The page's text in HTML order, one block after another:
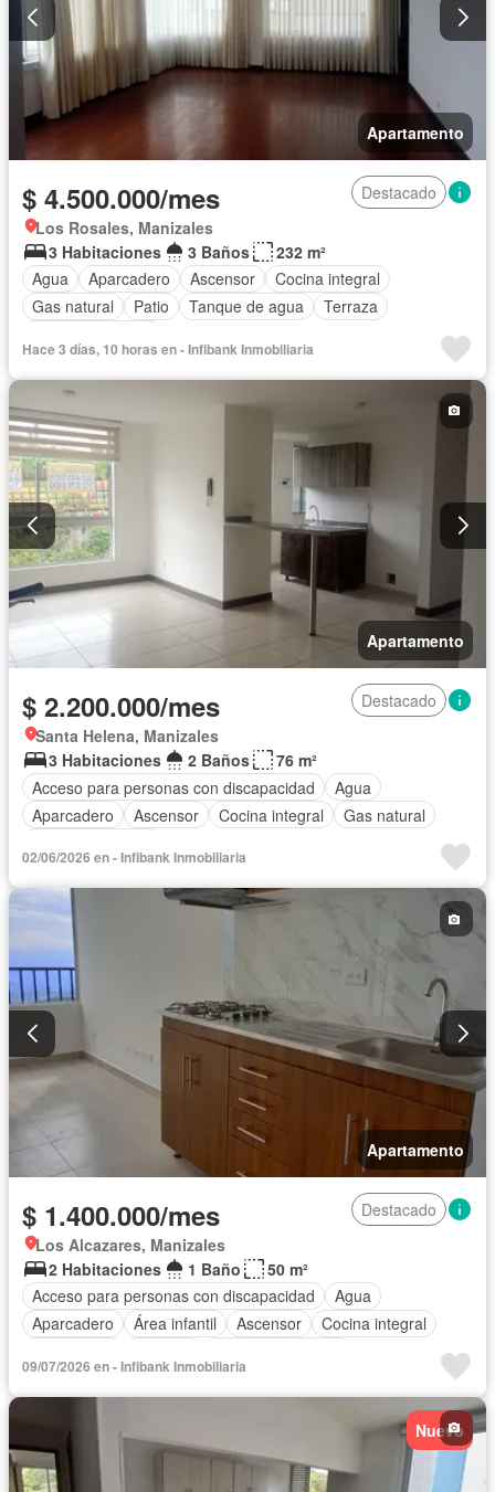
Apartamento
$ 4.500.000/mes
Destacado
Los Rosales, Manizales
3 Habitaciones
3 Baños
232 m²
Agua
Aparcadero Ascensor
Cocina integral
Gas natural
Patio Tanque de agua
Terraza
Hace 3 días, 10 horas en - Infibank Inmobiliaria
Apartamento
$ 2.200.000/mes
Destacado
Santa Helena, Manizales
3 Habitaciones
2 Baños
76 m²
Acceso para personas con discapacidad
Agua
Aparcadero
Ascensor Cocina integral
Gas natural
02/06/2026 en - Infibank Inmobiliaria
Apartamento
$ 1.400.000/mes
Destacado
Los Alcazares, Manizales
2 Habitaciones
1 Baño
50 m²
Acceso para personas con discapacidad
Agua
Aparcadero
Área infantil Ascensor
Cocina integral
Vista panorámica
09/07/2026 en - Infibank Inmobiliaria
Nuevo